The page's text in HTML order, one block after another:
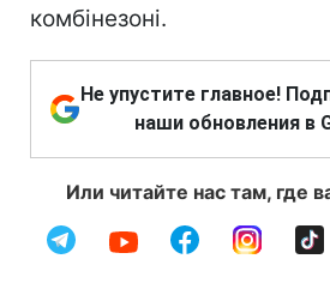
комбінезоні.
Не упустите главное!
наши обновления в
Или читайте нас там, где